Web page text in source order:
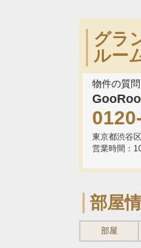
グラ
ルー
物件の質
東京都渋谷
営業時間：
部屋
部屋